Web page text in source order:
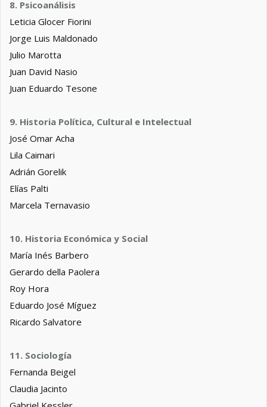
8. Psicoanálisis
Leticia Glocer Fiorini
Jorge Luis Maldonado
Julio Marotta
Juan David Nasio
Juan Eduardo Tesone
9. Historia Política, Cultural e Intelectual
José Omar Acha
Lila Caimari
Adrián Gorelik
Elías Palti
Marcela Ternavasio
10. Historia Económica y Social
María Inés Barbero
Gerardo della Paolera
Roy Hora
Eduardo José Míguez
Ricardo Salvatore
11. Sociología
Fernanda Beigel
Claudia Jacinto